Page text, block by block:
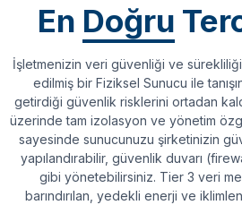
En Doğru
İşletmenizin veri güvenliği ve
edilmiş bir Fiziksel Sunucu ile
getirdiği güvenlik risklerini ortadan
üzerinde tam izolasyon ve yönetim
sayesinde sunucunuzu şirketinizin
yapılandırabilir, güvenlik duvarı
gibi yönetebilirsiniz. Tier 3 veri
barındırılan, yedekli enerji ve